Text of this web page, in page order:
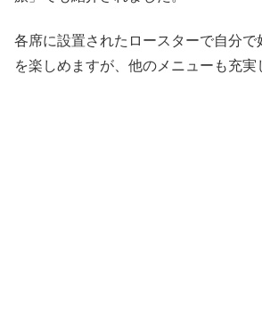
各席に設置されたロースターで自分で
を楽しめますが、他のメニューも充実